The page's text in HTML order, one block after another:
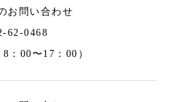
お問い合わせ
62-0468
：00〜17：00）